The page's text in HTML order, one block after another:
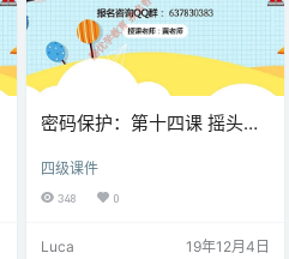
密码保护：第十四课 摇头风
四级课件
348 0
Luca 19年12月4日